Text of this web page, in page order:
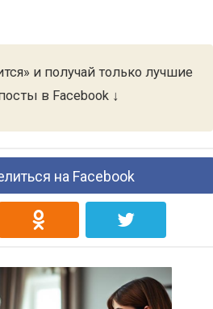
и получай только лучшие
в Facebook ↓
на Facebook